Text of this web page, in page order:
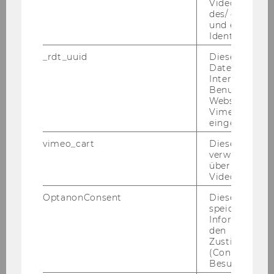
praxisWorkshop: AI/Künstliche Intelligenz für
praxisWorkshop (2 Tage): Einführung in die
Nachhaltigkeitsberichterstattung in NPOs
Schnupper-Workshop: Einführung in die
Schnupper-Workshop: Einführung in die
des/ der
und einen
_rdt_uuid
Dieses
Daten über
Interaktionen
Websites, auf
Vimeo-Video
eingebettet
vimeo_cart
Dieses
verwendet,
überprüfen,
Video
OptanonConsent
Dieses Cookie
speichert
den
(Consent)
Besuchers.